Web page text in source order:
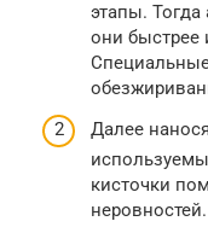
этапы.
они быстрее
Далее
кисточки
неровностей.